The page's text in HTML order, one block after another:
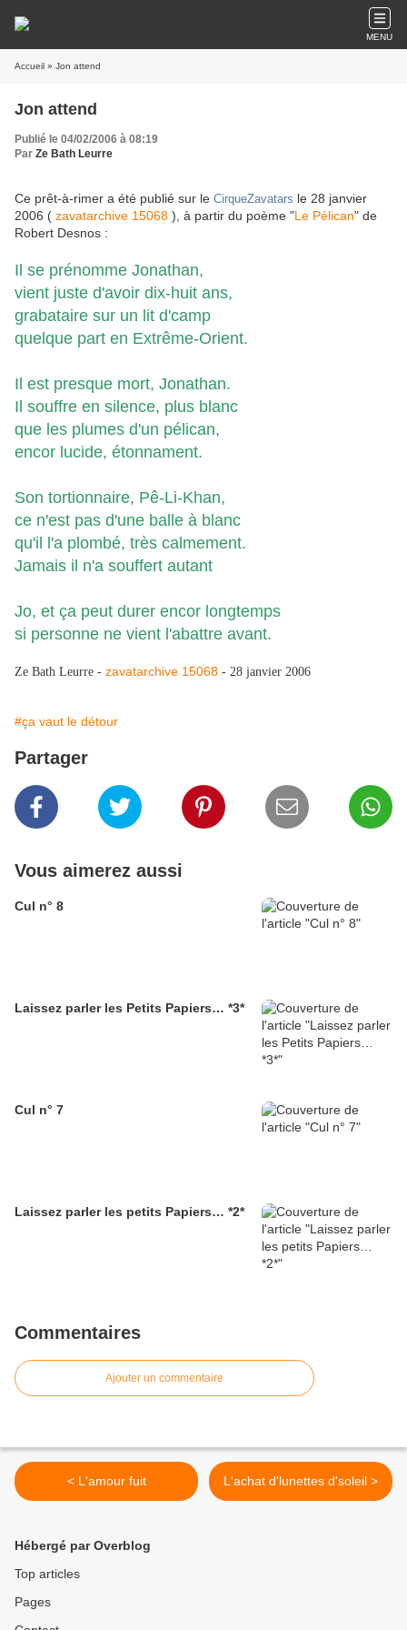
MENU
Accueil » Jon attend
Jon attend
Publié le 04/02/2006 à 08:19
Par Ze Bath Leurre
Ce prêt-à-rimer a été publié sur le CirqueZavatars le 28 janvier
2006 ( zavatarchive 15068 ), à partir du poème "Le Pélican" de
Robert Desnos :
Il se prénomme Jonathan,
vient juste d'avoir dix-huit ans,
grabataire sur un lit d'camp
quelque part en Extrême-Orient.
Il est presque mort, Jonathan.
Il souffre en silence, plus blanc
que les plumes d'un pélican,
encor lucide, étonnament.
Son tortionnaire, Pê-Li-Khan,
ce n'est pas d'une balle à blanc
qu'il l'a plombé, très calmement.
Jamais il n'a souffert autant
Jo, et ça peut durer encor longtemps
si personne ne vient l'abattre avant.
Ze Bath Leurre - zavatarchive 15068 - 28 janvier 2006
#ça vaut le détour
Partager
Vous aimerez aussi
Cul n° 8
Laissez parler les Petits Papiers… *3*
Cul n° 7
Laissez parler les petits Papiers… *2*
Commentaires
Ajouter un commentaire
< L'amour fuit L'achat d'lunettes d'soleil >
Hébergé par Overblog
Top articles
Pages